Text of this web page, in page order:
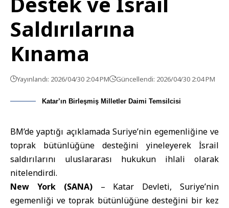
Saldırılarına
Kınama
Yayınlandı: 2026/04/30 2:04 PM Güncellendi: 2026/04/30 2:04 PM
Katar’ın Birleşmiş Milletler Daimi Temsilcisi
BM’de yaptığı açıklamada Suriye’nin egemenliğine ve
toprak bütünlüğüne desteğini yineleyerek İsrail
saldırılarını uluslararası hukukun ihlali olarak
nitelendirdi.
New York (SANA) – Katar Devleti,Suriye’nin
egemenliği ve toprak bütünlüğüne desteğini bir kez